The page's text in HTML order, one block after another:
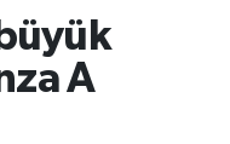
A